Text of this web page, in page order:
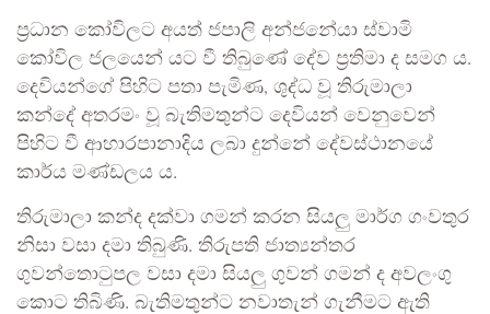
ප්‍රධාන කෝවිලට අයත් ජපාලි අන්ජනේයා ස්වාමි
කෝවිල ජලයෙන් යට වී තිබුණේ දේව ප්‍රතිමා ද සමග ය.
දෙවියන්ගේ පිහිට පතා පැමිණ, ශුද්ධ වූ තිරුමාලා
කන්දේ අතරමං වූ බැතිමතුන්ට දෙවියන් වෙනුවෙන්
පිහිට වී ආහාරපානාදිය ලබා දුන්නේ දේවස්ථානයේ
කාර්ය මණ්ඩලය ය.
තිරුමාලා කන්ද දක්වා ගමන් කරන සියලු මාර්ග ගංවතුර
නිසා වසා දමා තිබුණි. තිරුපති ජාත්‍යන්තර
ගුවන්තොටුපල වසා දමා සියලු ගුවන් ගමන් ද අවලංගු
කොට තිබිණි. බැතිමතුන්ට නවාතැන් ගැනීමට ඇති